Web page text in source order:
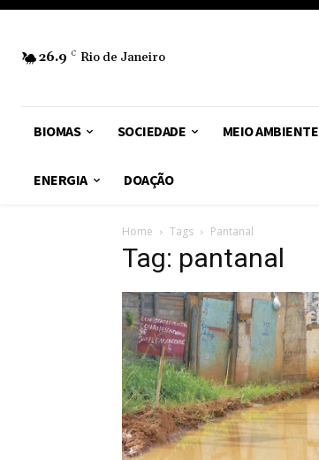
26.9 C Rio de Janeiro
BIOMAS SOCIEDADE MEIO AMBIENTE
ENERGIA DOAÇÃO
Home Tags Pantanal
Tag: pantanal